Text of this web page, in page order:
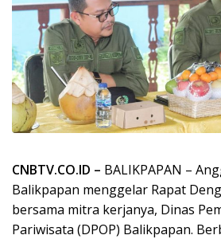
CNBTV.CO.ID – BALIKPAPAN –
Balikpapan menggelar Rapat
bersama mitra kerjanya, Dinas
Pariwisata (DPOP) Balikpapan.